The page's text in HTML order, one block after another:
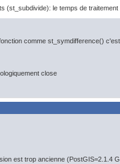
(st_subdivide): le temps de
comme st_symdifference() c'est
close
est trop ancienne (PostGIS=2.1.4